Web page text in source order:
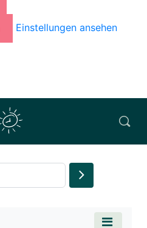
Einstellungen ansehen